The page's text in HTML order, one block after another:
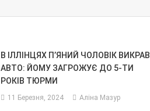
В ІЛЛІНЦЯХ П’ЯНИЙ ЧОЛОВІК ВИКРАВ
АВТО: ЙОМУ ЗАГРОЖУЄ ДО 5-ТИ
РОКІВ ТЮРМИ
11 Березня, 2024 Аліна Мазур